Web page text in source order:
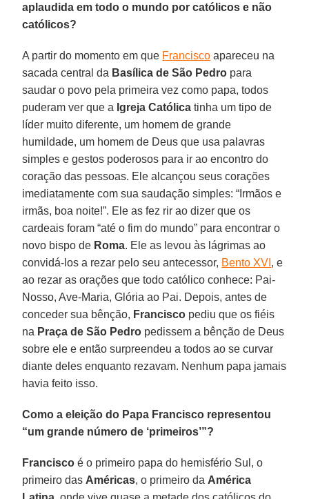
aplaudida em todo o mundo por católicos e não
católicos?
A partir do momento em que Francisco apareceu na
sacada central da Basílica de São Pedro para
saudar o povo pela primeira vez como papa, todos
puderam ver que a Igreja Católica tinha um tipo de
líder muito diferente, um homem de grande
humildade, um homem de Deus que usa palavras
simples e gestos poderosos para ir ao encontro do
coração das pessoas. Ele alcançou seus corações
imediatamente com sua saudação simples: “Irmãos e
irmãs, boa noite!”. Ele as fez rir ao dizer que os
cardeais foram “até o fim do mundo” para encontrar o
novo bispo de Roma. Ele as levou às lágrimas ao
convidá-los a rezar pelo seu antecessor, Bento XVI , e
ao rezar as orações que todo católico conhece: Pai-
Nosso, Ave-Maria, Glória ao Pai. Depois, antes de
conceder sua bênção, Francisco pediu que os fiéis
na Praça de São Pedro pedissem a bênção de Deus
sobre ele e então surpreendeu a todos ao se curvar
diante deles enquanto rezavam. Nenhum papa jamais
havia feito isso.
Como a eleição do Papa Francisco representou
“um grande número de ‘primeiros’”?
Francisco é o primeiro papa do hemisfério Sul, o
primeiro das Américas, o primeiro da América